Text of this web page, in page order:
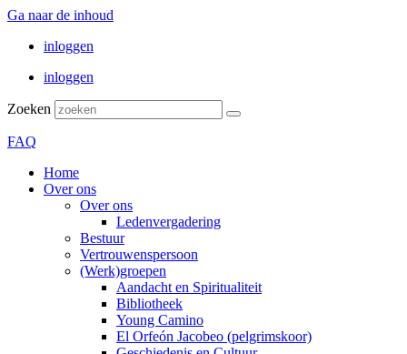
Ga naar de inhoud
inloggen
inloggen
Zoeken
FAQ
Home
Over ons
Over ons
Ledenvergadering
Bestuur
Vertrouwenspersoon
(Werk)groepen
Aandacht en Spiritualiteit
Bibliotheek
Young Camino
El Orfeón Jacobeo (pelgrimskoor)